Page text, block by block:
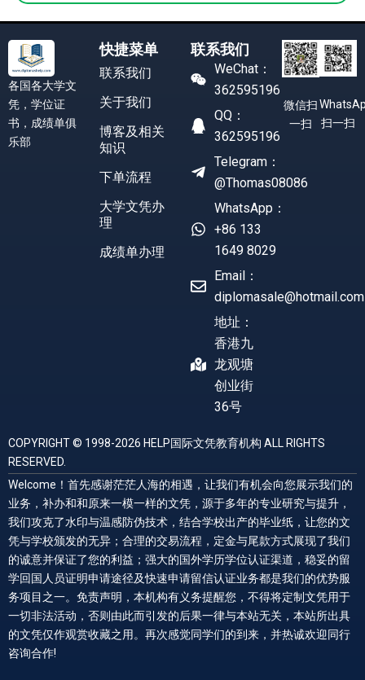
各国各大学文
凭，学位证
书，成绩单俱
乐部
快捷菜单
联系我们
关于我们
博客及相关
知识
下单流程
大学文凭办
理
成绩单办理
联系我们
WeChat：
362595196
QQ：
362595196
Telegram：
@Thomas08086
WhatsApp：
+86 133
1649 8029
Email：
diplomasale@hotmail.com
地址：
香港九
龙观塘
创业街
36号
微信扫
一扫
扫一扫
COPYRIGHT © 1998-2026 HELP国际文凭教育机构 ALL RIGHTS
RESERVED.
Welcome！首先感谢茫茫人海的相遇，让我们有机会向您展示我们的
业务，补办和和原来一模一样的文凭，源于多年的专业研究与提升，
我们攻克了水印与温感防伪技术，结合学校出产的毕业纸，让您的文
凭与学校颁发的无异；合理的交易流程，定金与尾款方式展现了我们
的诚意并保证了您的利益；强大的国外学历学位认证渠道，稳妥的留
学回国人员证明申请途径及快速申请留信认证业务都是我们的优势服
务项目之一。免责声明，本机构有义务提醒您，不得将定制文凭用于
一切非法活动，否则由此而引发的后果一律与本站无关，本站所出具
的文凭仅作观赏收藏之用。再次感觉同学们的到来，并热诚欢迎同行
咨询合作!